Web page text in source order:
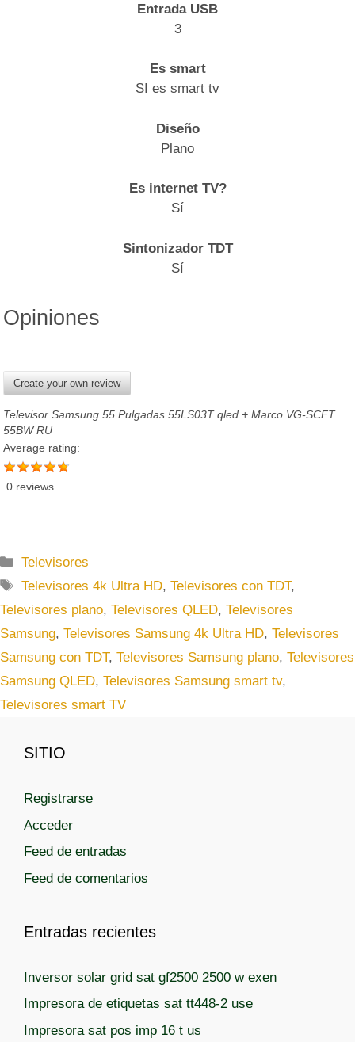
Entrada USB
3
Es smart
SI es smart tv
Diseño
Plano
Es internet TV?
Sí
Sintonizador TDT
Sí
Opiniones
Create your own review
Televisor Samsung 55 Pulgadas 55LS03T qled + Marco VG-SCFT
55BW RU
Average rating:
0 reviews
C
a
g
o
r
í
Televisores
E
t
u
e
t
Televisores 4k Ultra HD,Televisores con TDT,
Televisores plano, Televisores QLED, Televisores
Samsung, Televisores Samsung 4k Ultra HD, Televisores
Samsung con TDT, Televisores Samsung plano, Televisores
Samsung QLED, Televisores Samsung smart tv,
Televisores smart TV
SITIO
Registrarse
Acceder
Feed de entradas
Feed de comentarios
Entradas recientes
Inversor solar grid sat gf2500 2500 w exen
Impresora de etiquetas sat tt448-2 use
Impresora sat pos imp 16 t us